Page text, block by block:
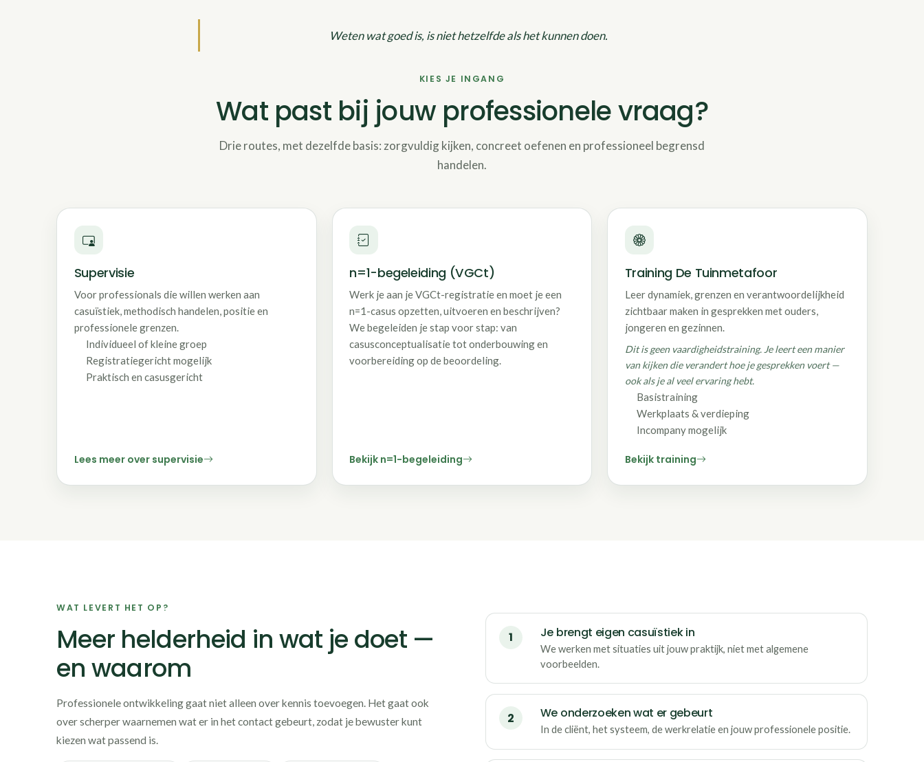
Weten wat goed is, is niet hetzelfde als het kunnen doen.
KIES JE INGANG
Wat past bij jouw professionele vraag?
Drie routes, met dezelfde basis: zorgvuldig kijken, concreet oefenen en professioneel begrensd
handelen.
Supervisie
Voor professionals die willen werken aan
casuïstiek, methodisch handelen, positie en
professionele grenzen.
Individueel of kleine groep
Registratiegericht mogelijk
Praktisch en casusgericht
Lees meer over supervisie
n=1-begeleiding (VGCt)
Werk je aan je VGCt-registratie en moet je een
n=1-casus opzetten, uitvoeren en beschrijven?
We begeleiden je stap voor stap: van
casusconceptualisatie tot onderbouwing en
voorbereiding op de beoordeling.
Bekijk n=1-begeleiding
Training De Tuinmetafoor
Leer dynamiek, grenzen en verantwoordelijkheid
zichtbaar maken in gesprekken met ouders,
jongeren en gezinnen.
Dit is geen vaardigheidstraining. Je leert een manier
van kijken die verandert hoe je gesprekken voert —
ook als je al veel ervaring hebt.
Basistraining
Werkplaats & verdieping
Incompany mogelijk
Bekijk training
WAT LEVERT HET OP?
Meer helderheid in wat je doet —
en waarom
Professionele ontwikkeling gaat niet alleen over kennis toevoegen. Het gaat ook
over scherper waarnemen wat er in het contact gebeurt, zodat je bewuster kunt
kiezen wat passend is.
Je brengt eigen casuïstiek in
We werken met situaties uit jouw praktijk, niet met algemene
voorbeelden.
We onderzoeken wat er gebeurt
In de cliënt, het systeem, de werkrelatie en jouw professionele positie.